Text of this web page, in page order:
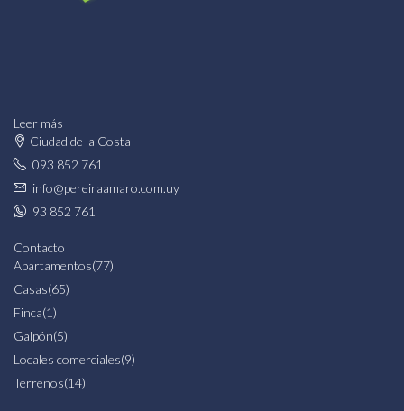
Leer más
Ciudad de la Costa
093 852 761
info@pereiraamaro.com.uy
93 852 761
Contacto
Apartamentos(77)
Casas(65)
Finca(1)
Galpón(5)
Locales comerciales(9)
Terrenos(14)